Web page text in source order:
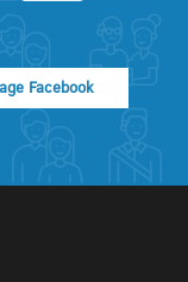
Facebook